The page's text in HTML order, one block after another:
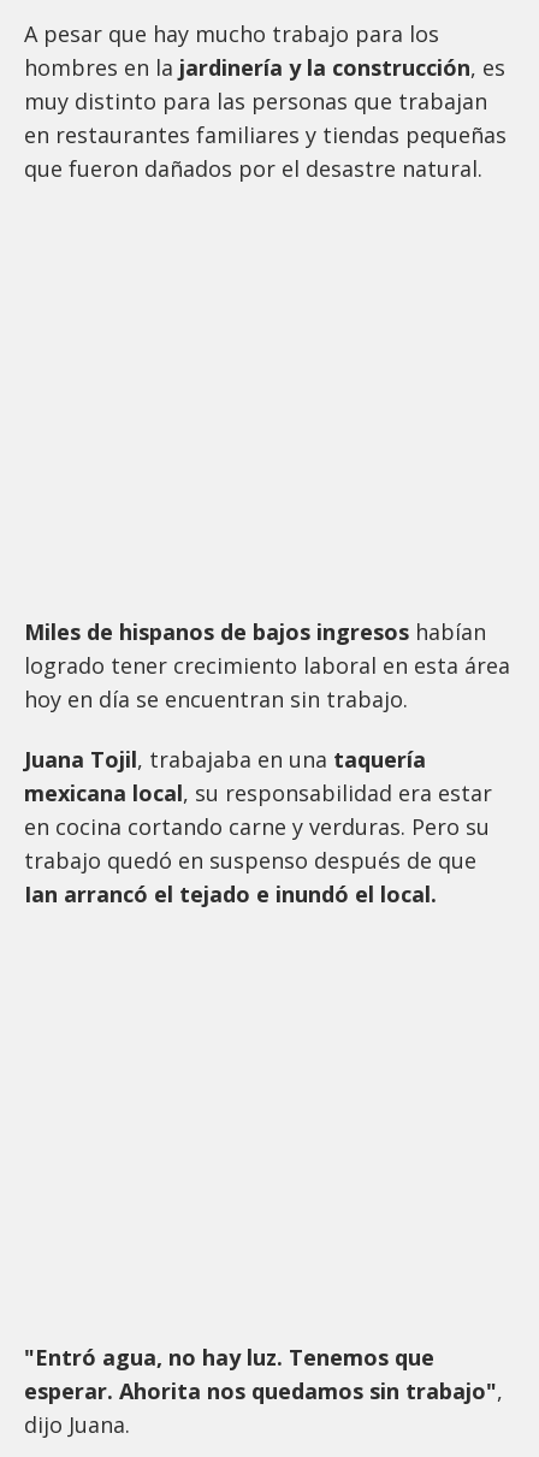
A pesar que hay mucho trabajo para los
hombres en la jardinería y la construcción, es
muy distinto para las personas que trabajan
en restaurantes familiares y tiendas pequeñas
que fueron dañados por el desastre natural.
Miles de hispanos de bajos ingresos habían
logrado tener crecimiento laboral en esta área
hoy en día se encuentran sin trabajo.
Juana Tojil, trabajaba en una taquería
mexicana local, su responsabilidad era estar
en cocina cortando carne y verduras. Pero su
trabajo quedó en suspenso después de que
Ian arrancó el tejado e inundó el local.
"Entró agua, no hay luz. Tenemos que
esperar. Ahorita nos quedamos sin trabajo",
dijo Juana.